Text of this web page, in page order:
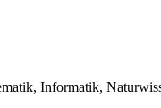
Informatik,